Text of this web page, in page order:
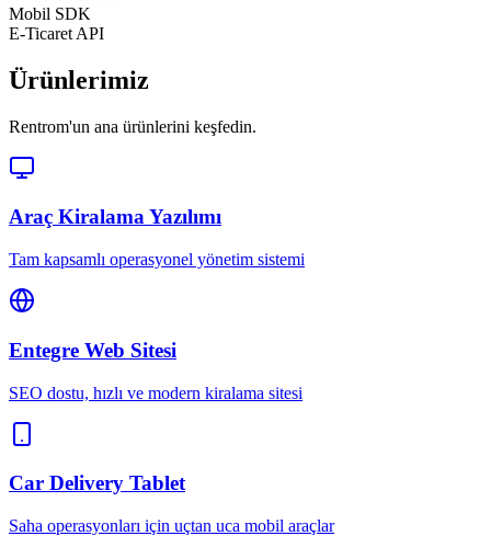
Mobil SDK
E-Ticaret API
Ürünlerimiz
Rentrom'un ana ürünlerini keşfedin.
Araç Kiralama Yazılımı
Tam kapsamlı operasyonel yönetim sistemi
Entegre Web Sitesi
SEO dostu, hızlı ve modern kiralama sitesi
Car Delivery Tablet
Saha operasyonları için uçtan uca mobil araçlar